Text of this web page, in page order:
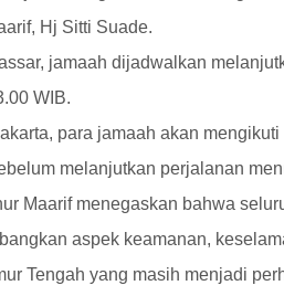
Hj Sitti Suade.
jamaah dijadwalkan
WIB.
para jamaah akan
melanjutkan perjalanan
Maarif menegaskan bahwa
aspek keamanan,
Tengah yang masih menjadi